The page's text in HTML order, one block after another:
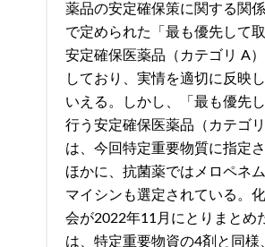
薬品の安定確保策に関する関係
で定められた「最も優先して
安定確保医薬品（カテゴリ A
しており、実情を適切に反映
いえる。しかし、「最も優先
行う安定確保医薬品（カテゴ
は、今回特定重要物質に指定
ほかに、抗菌薬ではメロペネ
マイシンも選定されている。
会が2022年11月にとりまとめ
は、特定重要物資の4剤と同様